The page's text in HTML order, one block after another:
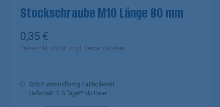
Stockschraube M10 Länge 80 mm
Regulärer Preis:
0,35 €
Preise inkl. MwSt. zzgl. Versandkosten
Sofort versandfertig / abholbereit
Lieferzeit: 1-3 Tage** als Paket